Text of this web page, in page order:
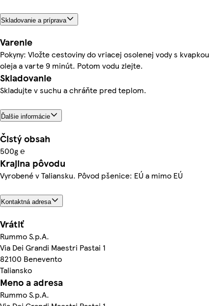
Skladovanie a príprava
Varenie
Pokyny: Vložte cestoviny do vriacej osolenej vody s kvapkou
oleja a varte 9 minút. Potom vodu zlejte.
Skladovanie
Skladujte v suchu a chráňte pred teplom.
Ďalšie informácie
Čistý obsah
500g ℮
Krajina pôvodu
Vyrobené v Taliansku. Pôvod pšenice: EÚ a mimo EÚ
Kontaktná adresa
Vrátiť
Rummo S.p.A.
Via Dei Grandi Maestri Pastai 1
82100 Benevento
Taliansko
Meno a adresa
Rummo S.p.A.